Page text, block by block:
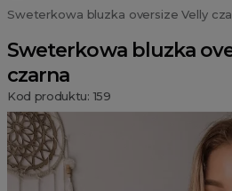
Sweterkowa bluzka oversize Velly
Sweterkowa bluzka
czarna
Kod produktu: 159